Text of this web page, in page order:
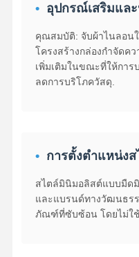
อุปกรณ์เสริมแล
คุณสมบัติ: จับผ้าไนลอน
โครงสร้างกล่องกําจัดค
เพิ่มเติมในขณะที่ให้กา
ลดการบริโภควัสดุ.
การตั้งตําแหน่งส
สไตล์มินิมอลิสต์แบบมืดมิ
และแบรนด์ทางวัฒนธร
ภัณฑ์ที่ซับซ้อน โดยไม่ใ